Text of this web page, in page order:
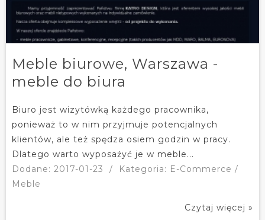
Meble biurowe, Warszawa -
meble do biura
Biuro jest wizytówką każdego pracownika,
ponieważ to w nim przyjmuje potencjalnych
klientów, ale też spędza osiem godzin w pracy.
Dlatego warto wyposażyć je w meble...
Dodane: 2017-01-23
/
Kategoria: E-Commerce /
Meble
Czytaj więcej »